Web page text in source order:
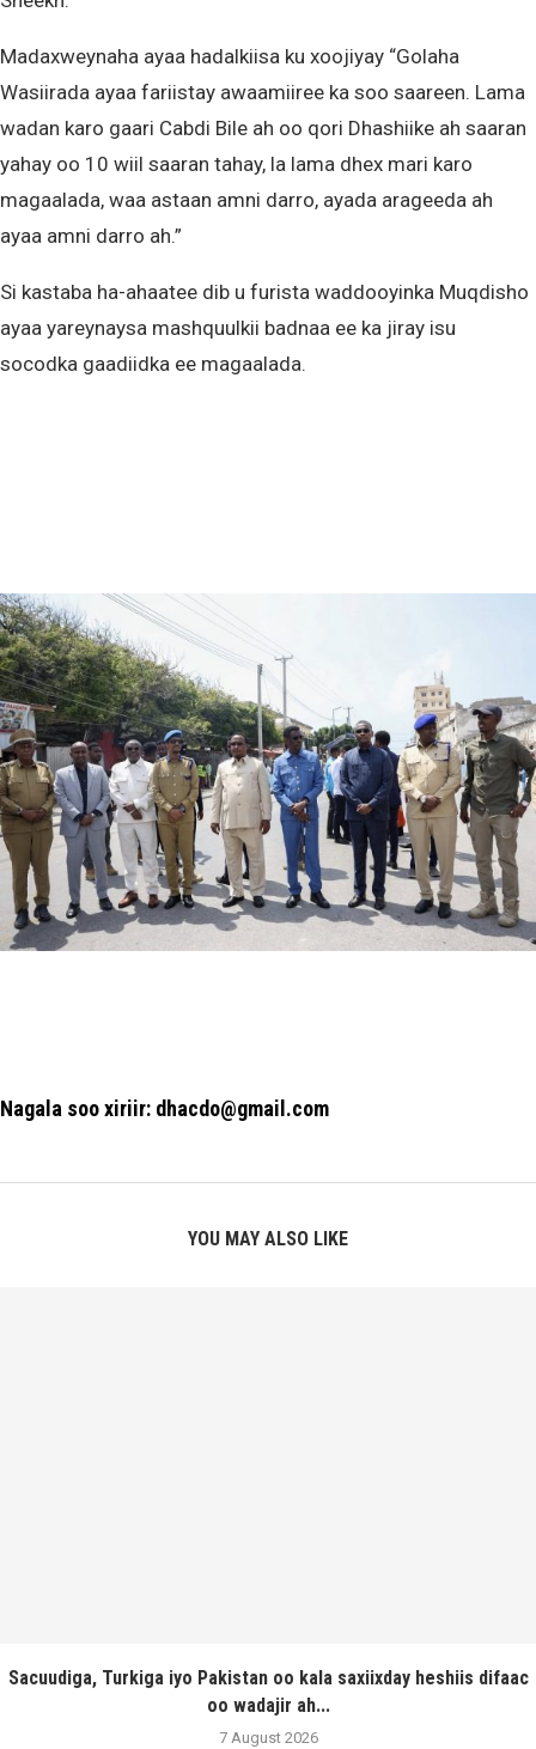
Madaxweynaha ayaa hadalkiisa ku xoojiyay “Golaha
Wasiirada ayaa fariistay awaamiiree ka soo saareen. Lama
wadan karo gaari Cabdi Bile ah oo qori Dhashiike ah saaran
yahay oo 10 wiil saaran tahay, la lama dhex mari karo
magaalada, waa astaan amni darro, ayada arageeda ah
ayaa amni darro ah.”
Si kastaba ha-ahaatee dib u furista waddooyinka Muqdisho
ayaa yareynaysa mashquulkii badnaa ee ka jiray isu
socodka gaadiidka ee magaalada.
Nagala soo xiriir: dhacdo@gmail.com
YOU MAY ALSO LIKE
Sacuudiga, Turkiga iyo Pakistan oo kala saxiixday heshiis difaac
oo wadajir ah...
7 August 2026